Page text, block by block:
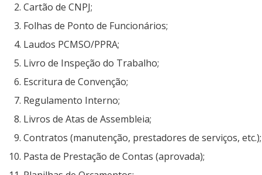
Cartão de CNPJ;
Folhas de Ponto de Funcionários;
Laudos PCMSO/PPRA;
Livro de Inspeção do Trabalho;
Escritura de Convenção;
Regulamento Interno;
Livros de Atas de Assembleia;
Contratos (manutenção, prestadores de serviços, etc.);
Pasta de Prestação de Contas (aprovada);